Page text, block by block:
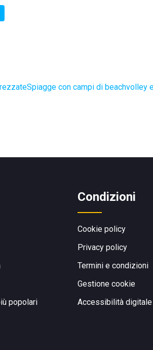
Spiagge con campi di beachvolley
popolari
Condizioni
Cookie policy
Privacy policy
Termini e condizioni
Gestione cookie
Accessibilità digitale